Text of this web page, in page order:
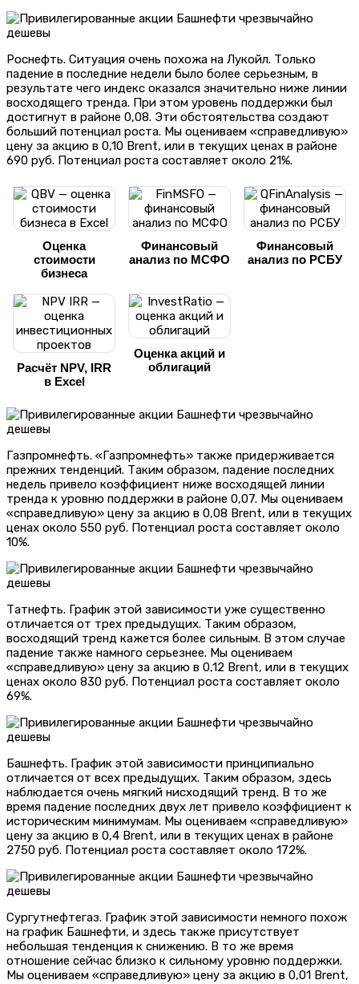
Роснефть. Ситуация очень похожа на Лукойл. Только
падение в последние недели было более серьезным, в
результате чего индекс оказался значительно ниже линии
восходящего тренда. При этом уровень поддержки был
достигнут в районе 0,08. Эти обстоятельства создают
больший потенциал роста. Мы оцениваем «справедливую»
цену за акцию в 0,10 Brent, или в текущих ценах в районе
690 руб. Потенциал роста составляет около 21%.
Оценка
стоимости
бизнеса
Финансовый
анализ по МСФО
Финансовый
анализ по РСБУ
Расчёт NPV, IRR
в Excel
Оценка акций и
облигаций
Газпромнефть. «Газпромнефть» также придерживается
прежних тенденций. Таким образом, падение последних
недель привело коэффициент ниже восходящей линии
тренда к уровню поддержки в районе 0,07. Мы оцениваем
«справедливую» цену за акцию в 0,08 Brent, или в текущих
ценах около 550 руб. Потенциал роста составляет около
10%.
Татнефть. График этой зависимости уже существенно
отличается от трех предыдущих. Таким образом,
восходящий тренд кажется более сильным. В этом случае
падение также намного серьезнее. Мы оцениваем
«справедливую» цену за акцию в 0,12 Brent, или в текущих
ценах около 830 руб. Потенциал роста составляет около
69%.
Башнефть. График этой зависимости принципиально
отличается от всех предыдущих. Таким образом, здесь
наблюдается очень мягкий нисходящий тренд. В то же
время падение последних двух лет привело коэффициент к
историческим минимумам. Мы оцениваем «справедливую»
цену за акцию в 0,4 Brent, или в текущих ценах в районе
2750 руб. Потенциал роста составляет около 172%.
Сургутнефтегаз. График этой зависимости немного похож
на график Башнефти, и здесь также присутствует
небольшая тенденция к снижению. В то же время
отношение сейчас близко к сильному уровню поддержки.
Мы оцениваем «справедливую» цену за акцию в 0,01 Brent,